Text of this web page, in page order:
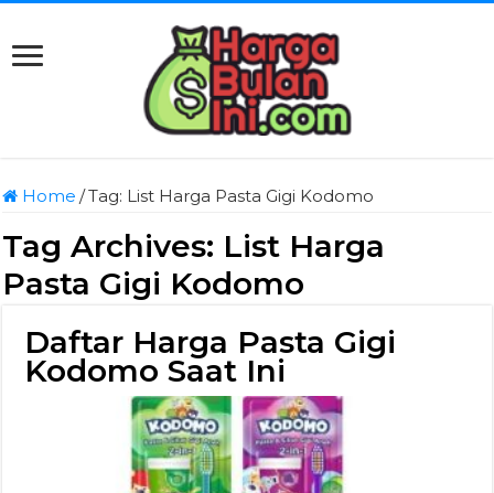
Home /Tag: List Harga Pasta Gigi Kodomo
Tag Archives: List Harga
Pasta Gigi Kodomo
Daftar Harga Pasta Gigi
Kodomo Saat Ini